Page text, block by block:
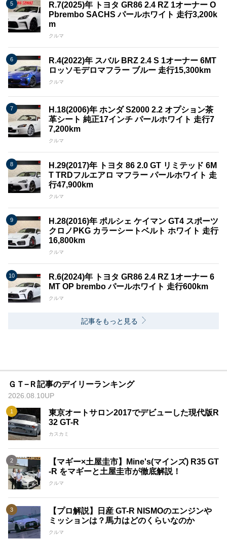
R.7(2025)年 トヨタ GR86 2.4 RZ 1オーナー O
Pbrembo SACHS パールホワイト 走行3,200k
m
クルマ
R.4(2022)年 スバル BRZ 2.4 S 1オーナー 6MT
ロッソモデロマフラー ブルー 走行15,300km
クルマ
H.18(2006)年 ホンダ S2000 2.2 オプション茶
革シート 純正17インチ パールホワイト 走行7
7,200km
クルマ
H.29(2017)年 トヨタ 86 2.0 GT リミテッド 6M
T TRDフルエアロ マフラー パールホワイト 走
行47,900km
クルマ
H.28(2016)年 ポルシェ ケイマン GT4 スポーツ
クロノPKG カラーシートベルト ホワイト 走行
16,800km
クルマ
R.6(2024)年 トヨタ GR86 2.4 RZ 1オーナー 6
MT OP brembo パールホワイト 走行600km
クルマ
記事をもっと見る
ＧＴ−Ｒ記事のデイリーランキング
2026.08.10UP
東京オートサロン2017でデビューした現代版R
32 GT-R
カスカミ
【マギー×土屋圭市】Mine's(マインズ) R35 GT
-R をマギーと土屋圭市が徹底解説！
クルマ
【プロ解説】日産 GT-R NISMOのエンジンや
ミッションは？馬力はどのくらいなのか
クルマ